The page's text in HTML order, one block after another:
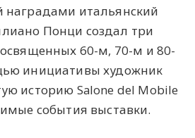
наградами итальянский
Понци создал три
60-м, 70-м и 80-
инициативы художник
историю Salone del Mobile
события выставки.